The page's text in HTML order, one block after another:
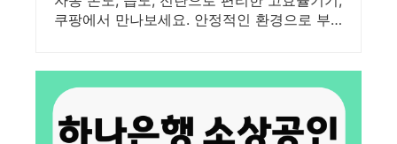
쿠팡에서 만나보세요. 안정적인 환경으로 부